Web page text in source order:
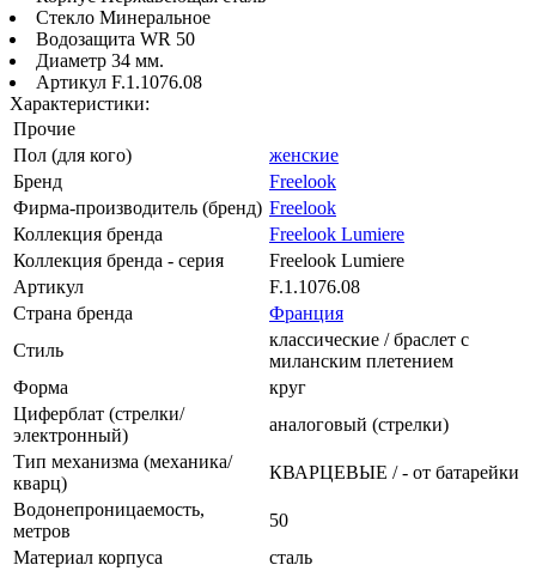
Стекло Минеральное
Водозащита WR 50
Диаметр 34 мм.
Артикул F.1.1076.08
Характеристики:
Прочие
Пол (для кого)
женские
Бренд
Freelook
Фирма-производитель (бренд) Freelook
Коллекция бренда
Freelook Lumiere
Коллекция бренда - серия
Freelook Lumiere
Артикул
F.1.1076.08
Страна бренда
Франция
Стиль
классические / браслет с
миланским плетением
Форма
круг
Циферблат (стрелки/
электронный)
аналоговый (стрелки)
Тип механизма (механика/
кварц)
КВАРЦЕВЫЕ / - от батарейки
Водонепроницаемость,
метров
50
Материал корпуса
сталь